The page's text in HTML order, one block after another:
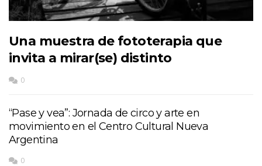
Una muestra de fototerapia que
invita a mirar(se) distinto
0
“Pase y vea”: Jornada de circo y arte en
movimiento en el Centro Cultural Nueva
Argentina
0